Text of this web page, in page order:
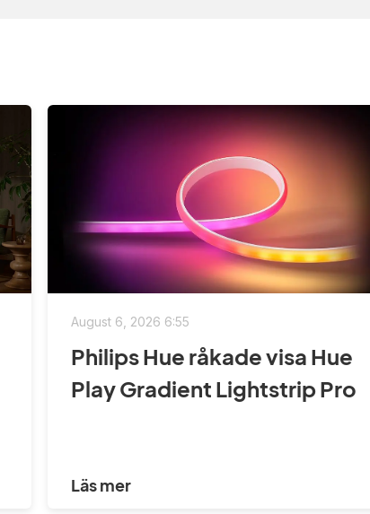
August 6, 2026 6:55
Philips Hue råkade visa Hue
Play Gradient Lightstrip Pro
Läs mer